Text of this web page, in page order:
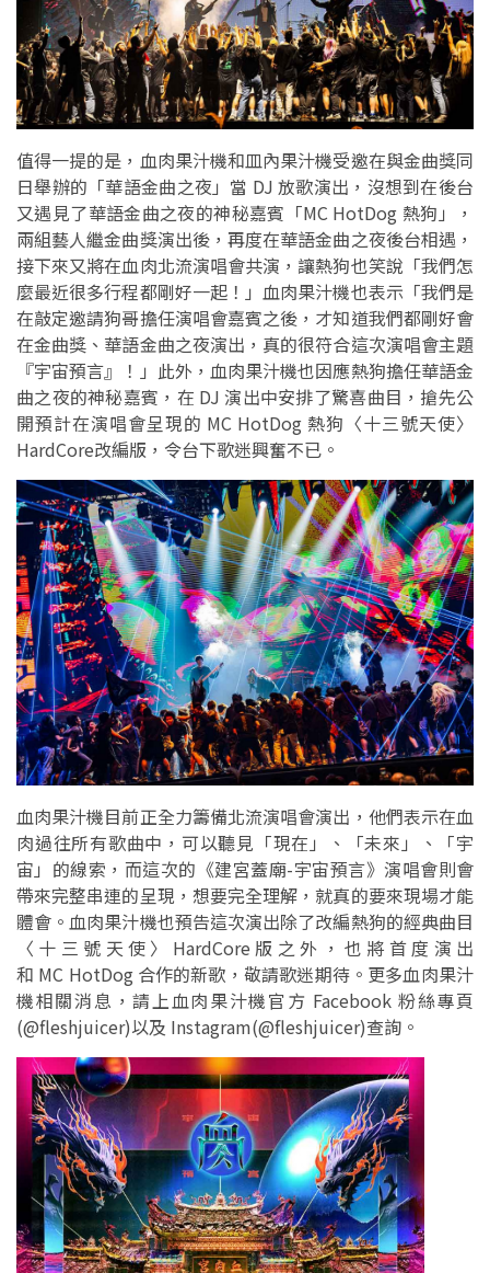
值得一提的是，血肉果汁機和皿內果汁機受邀在與金曲獎同
日舉辦的「華語金曲之夜」當 DJ 放歌演出，沒想到在後台
又遇見了華語金曲之夜的神秘嘉賓「MC HotDog 熱狗」，
兩組藝人繼金曲獎演出後，再度在華語金曲之夜後台相遇，
接下來又將在血肉北流演唱會共演，讓熱狗也笑說「我們怎
麼最近很多行程都剛好一起！」血肉果汁機也表示「我們是
在敲定邀請狗哥擔任演唱會嘉賓之後，才知道我們都剛好會
在金曲獎、華語金曲之夜演出，真的很符合這次演唱會主題
『宇宙預言』！」此外，血肉果汁機也因應熱狗擔任華語金
曲之夜的神秘嘉賓，在 DJ 演出中安排了驚喜曲目，搶先公
開預計在演唱會呈現的 MC HotDog 熱狗〈十三號天使〉
HardCore改編版，令台下歌迷興奮不已。
血肉果汁機目前正全力籌備北流演唱會演出，他們表示在血
肉過往所有歌曲中，可以聽見「現在」、「未來」、「宇
宙」的線索，而這次的《建宮蓋廟-宇宙預言》演唱會則會
帶來完整串連的呈現，想要完全理解，就真的要來現場才能
體會。血肉果汁機也預告這次演出除了改編熱狗的經典曲目
〈十三號天使〉HardCore版之外，也將首度演出
和 MC HotDog 合作的新歌，敬請歌迷期待。更多血肉果汁
機相關消息，請上血肉果汁機官方 Facebook 粉絲專頁
(@fleshjuicer)以及 Instagram(@fleshjuicer)查詢。